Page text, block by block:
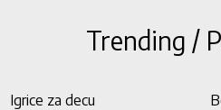
Trending /
Igrice za decu